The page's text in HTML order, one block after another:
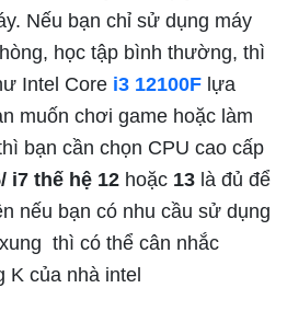
Nếu bạn chỉ sử dụng máy
học tập bình thường, thì
Intel Core i3 12100F lựa
muốn chơi game hoặc làm
bạn cần chọn CPU cao cấp
i7 thế hệ 12 hoặc 13 là đủ để
nếu bạn có nhu cầu sử dụng
thì có thể cân nhắc
K của nhà intel